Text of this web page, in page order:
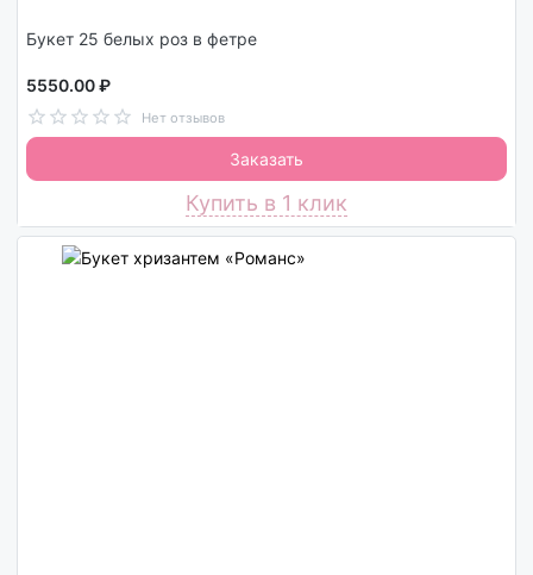
Букет 25 белых роз в фетре
5550.00 ₽
Нет отзывов
Заказать
Купить в 1 клик